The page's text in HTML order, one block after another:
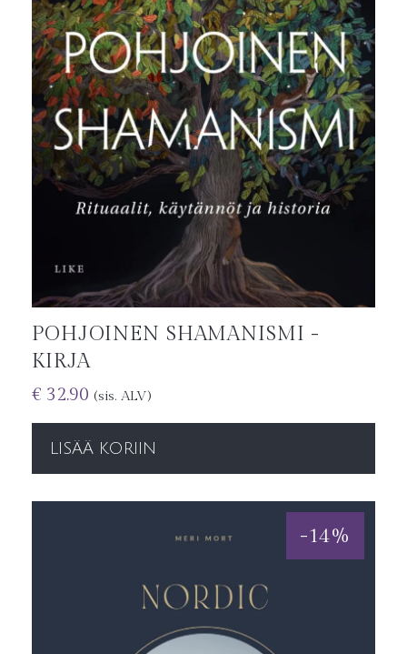
POHJOINEN SHAMANISMI -
KIRJA
€ 32.90 (sis. ALV)
LISÄÄ KORIIN
-14%